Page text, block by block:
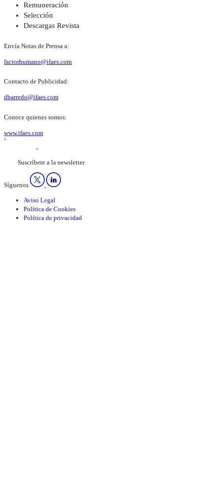
Remuneración
Selección
Descargas Revista
Envía Notas de Prensa a:
factorhumano@ifaes.com
Contacto de Publicidad:
dbarredo@ifaes.com
Conoce quienes somos:
www.ifaes.com
Suscríbete a la newsletter
Síguenos
Aviso Legal
Política de Cookies
Política de privacidad